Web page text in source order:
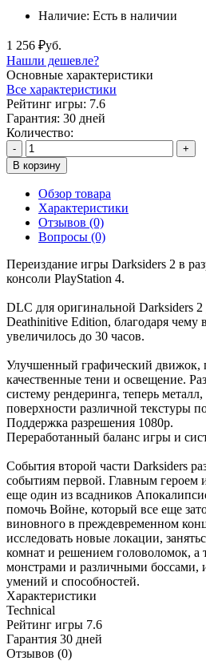
Наличие: Есть в наличии
1 256 ₽уб.
Нашли дешевле?
Основные характеристики
Все характеристики
Рейтинг игры: 7.6
Гарантия: 30 дней
Количество:
-
+
В корзину
Обзор товара
Характеристики
Отзывов (0)
Вопросы (0)
Переиздание игры Darksiders 2 в
консоли PlayStation 4.
DLC для оригинальной Darksiders
Deathinitive Edition, благодаря чему
увеличилось до 30 часов.
Улучшенный графический движок,
качественные тени и освещение.
систему рендеринга, теперь
поверхности различной текстуры
Поддержка разрешения 1080p.
Переработанный баланс игры и
События второй части Darksiders
событиям первой. Главным героем
еще один из всадников
помочь Войне, который все еще
виновного в преждевременном
исследовать новые локации,
комнат и решением головоломок, а
монстрами и различными боссами,
умений и способностей.
Характеристики
Technical
Рейтинг игры 7.6
Гарантия 30 дней
Отзывов (0)